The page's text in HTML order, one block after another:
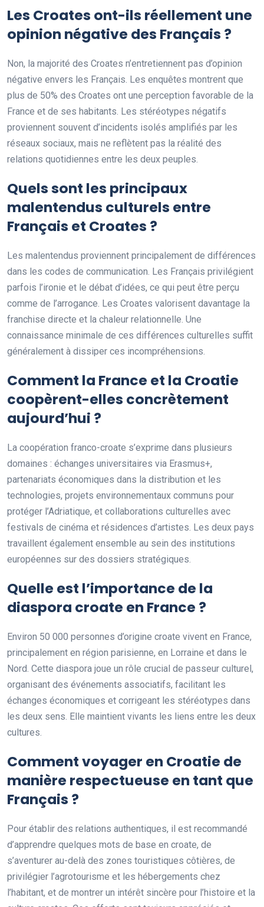
Les Croates ont-ils réellement une
opinion négative des Français ?
Non, la majorité des Croates n’entretiennent pas d’opinion
négative envers les Français. Les enquêtes montrent que
plus de 50% des Croates ont une perception favorable de la
France et de ses habitants. Les stéréotypes négatifs
proviennent souvent d’incidents isolés amplifiés par les
réseaux sociaux, mais ne reflètent pas la réalité des
relations quotidiennes entre les deux peuples.
Quels sont les principaux
malentendus culturels entre
Français et Croates ?
Les malentendus proviennent principalement de différences
dans les codes de communication. Les Français privilégient
parfois l’ironie et le débat d’idées, ce qui peut être perçu
comme de l’arrogance. Les Croates valorisent davantage la
franchise directe et la chaleur relationnelle. Une
connaissance minimale de ces différences culturelles suffit
généralement à dissiper ces incompréhensions.
Comment la France et la Croatie
coopèrent-elles concrètement
aujourd’hui ?
La coopération franco-croate s’exprime dans plusieurs
domaines : échanges universitaires via Erasmus+,
partenariats économiques dans la distribution et les
technologies, projets environnementaux communs pour
protéger l’Adriatique, et collaborations culturelles avec
festivals de cinéma et résidences d’artistes. Les deux pays
travaillent également ensemble au sein des institutions
européennes sur des dossiers stratégiques.
Quelle est l’importance de la
diaspora croate en France ?
Environ 50 000 personnes d’origine croate vivent en France,
principalement en région parisienne, en Lorraine et dans le
Nord. Cette diaspora joue un rôle crucial de passeur culturel,
organisant des événements associatifs, facilitant les
échanges économiques et corrigeant les stéréotypes dans
les deux sens. Elle maintient vivants les liens entre les deux
cultures.
Comment voyager en Croatie de
manière respectueuse en tant que
Français ?
Pour établir des relations authentiques, il est recommandé
d’apprendre quelques mots de base en croate, de
s’aventurer au-delà des zones touristiques côtières, de
privilégier l’agrotourisme et les hébergements chez
l’habitant, et de montrer un intérêt sincère pour l’histoire et la